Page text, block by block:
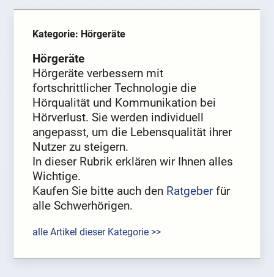
Kategorie: Hörgeräte
Hörgeräte
Hörgeräte verbessern mit
fortschrittlicher Technologie die
Hörqualität und Kommunikation bei
Hörverlust. Sie werden individuell
angepasst, um die Lebensqualität ihrer
Nutzer zu steigern.
In dieser Rubrik erklären wir Ihnen alles
Wichtige.
Kaufen Sie bitte auch den Ratgeberfür
alle Schwerhörigen.
alle Artikel dieser Kategorie >>